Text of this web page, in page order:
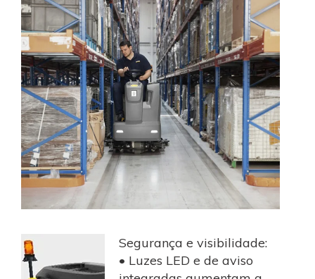
Segurança e visibilidade:
• Luzes LED e de aviso